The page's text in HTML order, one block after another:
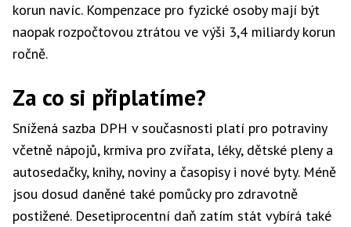
korun navíc. Kompenzace pro fyzické osoby mají být
naopak rozpočtovou ztrátou ve výši 3,4 miliardy korun
ročně.
Za co si připlatíme?
Snížená sazba DPH v současnosti platí pro potraviny
včetně nápojů, krmiva pro zvířata, léky, dětské pleny a
autosedačky, knihy, noviny a časopisy i nové byty. Méně
jsou dosud daněné také pomůcky pro zdravotně
postižené. Desetiprocentní daň zatím stát vybírá také